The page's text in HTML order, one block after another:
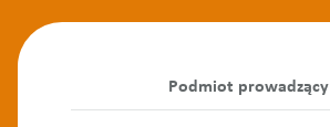
Podmiot prowadzący